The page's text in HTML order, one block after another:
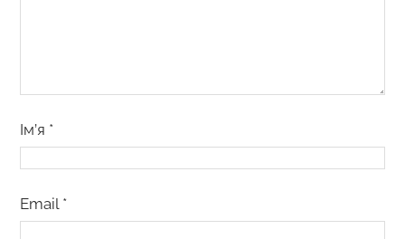
Ім’я *
Email *